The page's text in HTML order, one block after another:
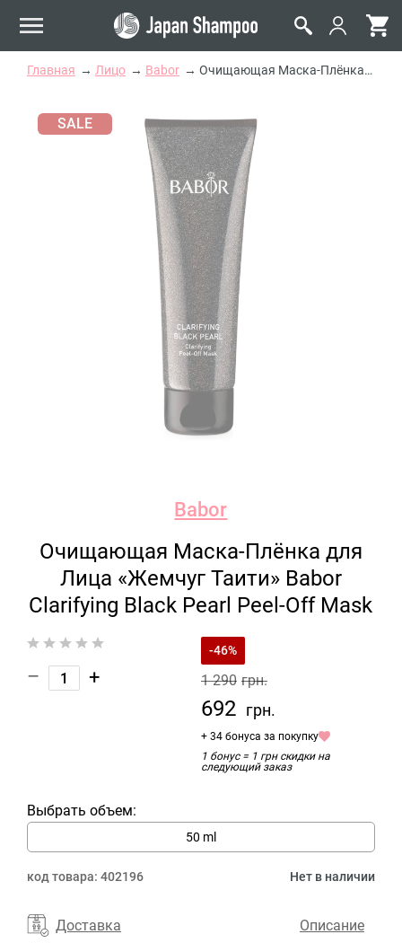
Главная Лицо Babor Очищающая Маска-Плёнка для Лица «Жемчуг Таити» Babor Clarifying Black Pearl Peel-Off Mask
SALE
Babor
Очищающая Маска-Плёнка для
Лица «Жемчуг Таити» Babor
Clarifying Black Pearl Peel-Off Mask
– +
-46%
1 290 грн.
692 грн.
+ 34 бонуса за покупку
1 бонус = 1 грн скидки на
следующий заказ
Выбрать объем:
50 ml
код товара: 402196 Нет в наличии
Доставка
Описание